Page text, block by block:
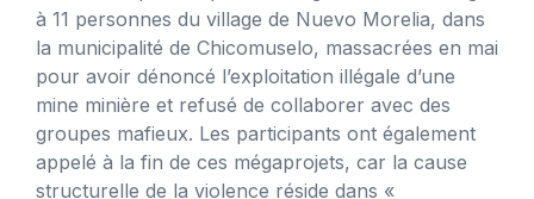
à 11 personnes du village de Nuevo Morelia, dans
la municipalité de Chicomuselo, massacrées en mai
pour avoir dénoncé l’exploitation illégale d’une
mine minière et refusé de collaborer avec des
groupes mafieux. Les participants ont également
appelé à la fin de ces mégaprojets, car la cause
structurelle de la violence réside dans «